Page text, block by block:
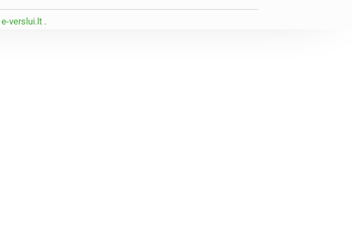
e-verslui.lt .